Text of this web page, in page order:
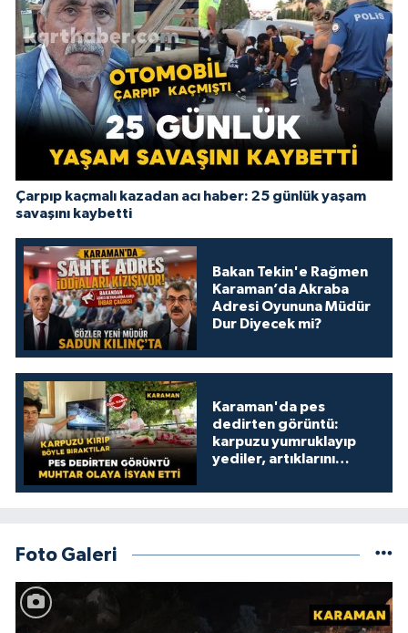
Çarpıp kaçmalı kazadan acı haber: 25 günlük yaşam
savaşını kaybetti
Bakan Tekin'e Rağmen
Karaman’da Akraba
Adresi Oyununa Müdür
Dur Diyecek mi?
Karaman'da pes
dedirten görüntü:
karpuzu yumruklayıp
yediler, artıklarını
Foto Galeri